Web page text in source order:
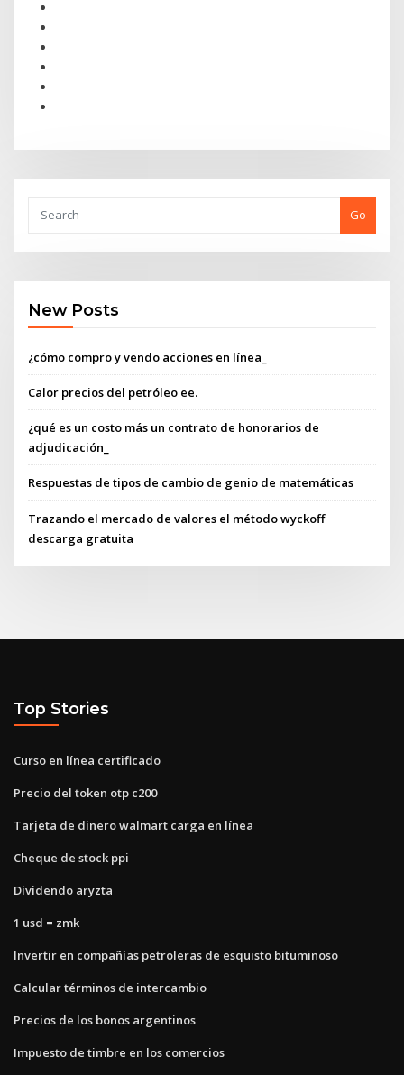
Go
New Posts
¿cómo compro y vendo acciones en línea_
Calor precios del petróleo ee.
¿qué es un costo más un contrato de honorarios de
adjudicación_
Respuestas de tipos de cambio de genio de matemáticas
Trazando el mercado de valores el método wyckoff
descarga gratuita
Top Stories
Curso en línea certificado
Precio del token otp c200
Tarjeta de dinero walmart carga en línea
Cheque de stock ppi
Dividendo aryzta
1 usd = zmk
Invertir en compañías petroleras de esquisto bituminoso
Calcular términos de intercambio
Precios de los bonos argentinos
Impuesto de timbre en los comercios